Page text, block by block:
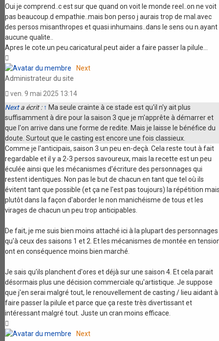
Oui je comprend..c est sur que quand on voit le monde reel..on ne voit
pas beaucoup.d empathie..mais bon perso j aurais trop de mal.avec
des persos misanthropes et quasi inhumains..dans le sens ou n.ayant
aucune qualite..
Apres le cote.un peu.caricatural.peut aider a faire passer la pilule...
Next
Administrateur du site
ven. 9 mai 2025 13:14
Nexta écrit : ↑ Ma seule crainte à ce stade est qu'il n'y ait plus
suffisamment à dire pour la saison 3 que je m'apprête à démarrer et
que l'on arrive dans une forme de redite. Mais je laisse le bénéfice du
doute. Surtout que le casting est encore une fois classieux.
Comme je l'anticipais, saison 3 un peu en-deçà. Cela reste tout à fait
regardable et il y a 2-3 persos savoureux, mais la recette est un peu
éculée ainsi que les mécanismes d'écriture des personnages qui
restent identiques. Non pas le but de chacun en tant que tel où ils
évitent tant que possible (et ça ne l'est pas toujours) la répétition
plutôt dans la façon d'aborder le non manichéisme de tous et les
virages de chacun un peu trop anticipables.
De fait, je me suis bien moins attaché ici à la plupart des personnages
qu'à ceux des saisons 1 et 2. Et les mécanismes de montée en
ont en conséquence moins bien marché.
Je sais qu'ils planchent d'ores et déjà sur une saison 4. Et cela parait
désormais plus une décision commerciale qu'artistique. Je suppose
que j'en serai malgré tout, le renouvellement de casting / lieu aidant à
faire passer la pilule et parce que ça reste très divertissant et
intéressant malgré tout. Juste un cran moins efficace.
Next